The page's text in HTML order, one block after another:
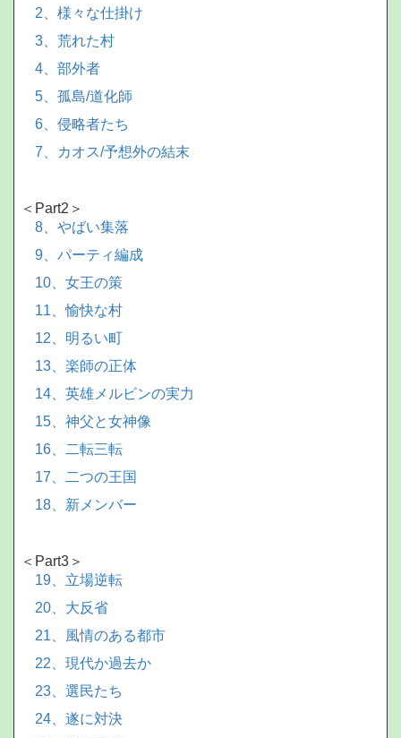
2、様々な仕掛け
3、荒れた村
4、部外者
5、孤島/道化師
6、侵略者たち
7、カオス/予想外の結末
＜Part2＞
8、やばい集落
9、パーティ編成
10、女王の策
11、愉快な村
12、明るい町
13、楽師の正体
14、英雄メルビンの実力
15、神父と女神像
16、二転三転
17、二つの王国
18、新メンバー
＜Part3＞
19、立場逆転
20、大反省
21、風情のある都市
22、現代か過去か
23、選民たち
24、遂に対決